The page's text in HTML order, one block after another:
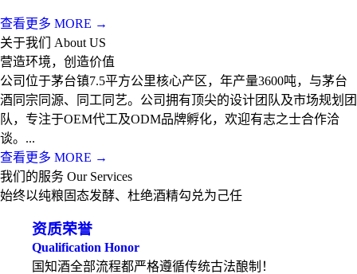
查看更多 MORE →
关于我们 About US
营造环境，创造价值
公司位于茅台镇7.5平方公里核心产区，年产量3600吨，与茅台
酒同宗同源、同工同艺。公司拥有顶尖的设计团队及市场规划团
队，专注于OEM代工及ODM品牌孵化，欢迎有志之士合作洽
谈。...
查看更多 MORE →
我们的服务 Our Services
始终以纯粮固态发酵、杜绝酒精勾兑为己任
资质荣誉
Qualification Honor
国知酒全部流程都严格遵循传统古法酿制！